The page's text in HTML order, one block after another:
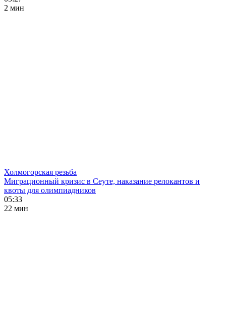
2 мин
Холмогорская резьба
Миграционный кризис в Сеуте, наказание релокантов и
квоты для олимпиадников
05:33
22 мин